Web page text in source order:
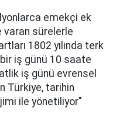
emekçi ek
varan sürelerle
1802 yılında terk
iş günü 10 saate
iş günü evrensel
Türkiye, tarihin
ile yönetiliyor"